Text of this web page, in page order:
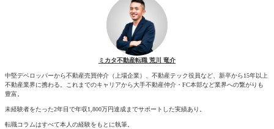
ミカタ不動産転職 荒川 竜介
中堅デベロッパーから不動産売買仲介（上場企業）、不動産テック役員など、新卒から15年以上
不動産業界に携わる。これまでのキャリアから大手不動産仲介・FC本部など業界への繋がりも
豊富。
未経験者をたった2年目で年収1,800万円達成までサポートした実績あり。
転職コラムはすべて本人の経験をもとに執筆。